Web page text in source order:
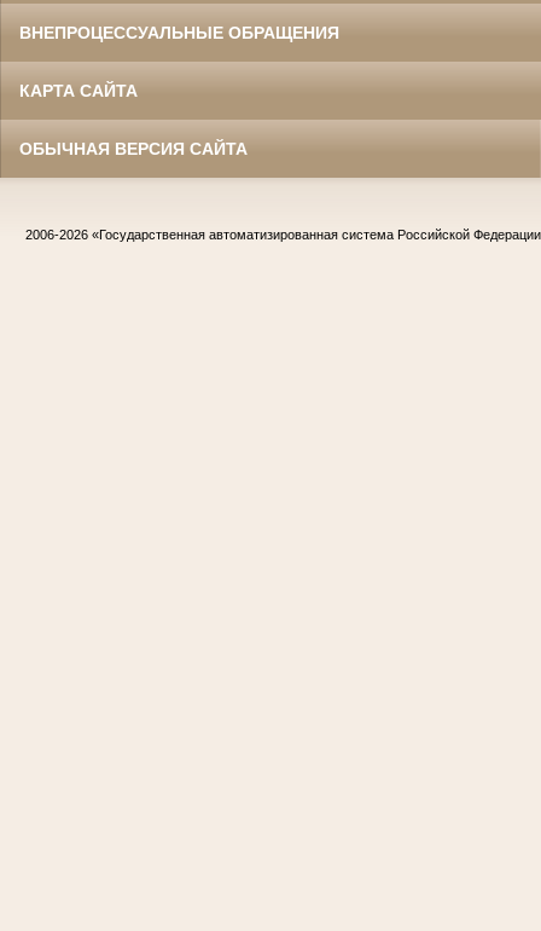
ВНЕПРОЦЕССУАЛЬНЫЕ ОБРАЩЕНИЯ
КАРТА САЙТА
ОБЫЧНАЯ ВЕРСИЯ САЙТА
2006-2026 «Государственная автоматизированная система Российской